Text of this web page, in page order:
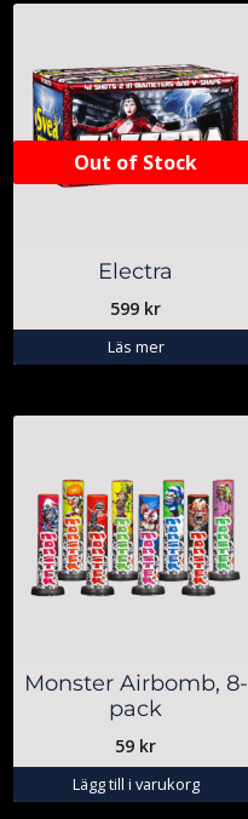
Out of Stock
Electra
599 kr
Läs mer
Monster Airbomb, 8-
pack
59 kr
Lägg till i varukorg